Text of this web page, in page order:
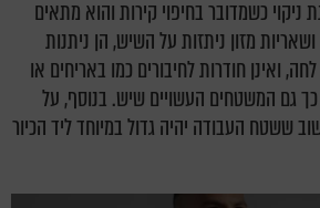
ניקוי כשמדובר בחיפוי קירות והוא מתאים
מזון ניתזות על השיש, הן ניתנות
ואינן חודרות לחיבורים כמו באריחים או
כך גם המשטחים העשויים שיש. בנוסף, על
ששטח העבודה יהיה גדול במיוחד ליד הכיור